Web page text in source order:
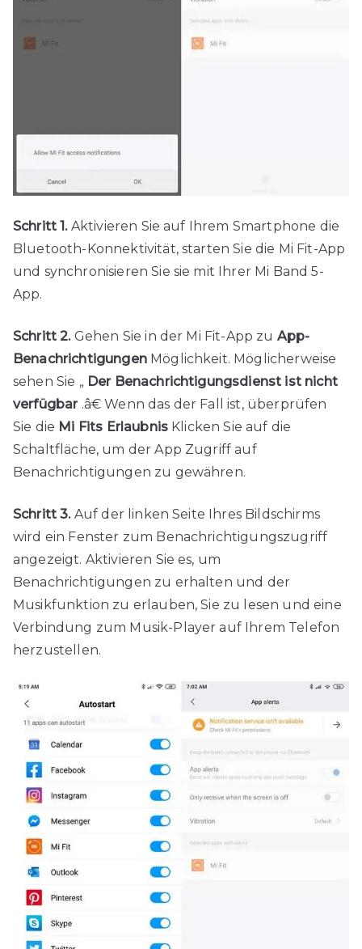
Schritt 1.Aktivieren Sie auf Ihrem Smartphone die
Bluetooth-Konnektivität, starten Sie die Mi Fit-App
und synchronisieren Sie sie mit Ihrer Mi Band 5-
App.
Schritt 2.Gehen Sie in der Mi Fit-App zu App-
BenachrichtigungenMöglichkeit. Möglicherweise
sehen Sie „ Der Benachrichtigungsdienst ist nicht
verfügbar.â€ Wenn das der Fall ist, überprüfen
Sie die Mi Fits Erlaubnis Klicken Sie auf die
Schaltfläche, um der App Zugriff auf
Benachrichtigungen zu gewähren.
Schritt 3.Auf der linken Seite Ihres Bildschirms
wird ein Fenster zum Benachrichtigungszugriff
angezeigt. Aktivieren Sie es, um
Benachrichtigungen zu erhalten und der
Musikfunktion zu erlauben, Sie zu lesen und eine
Verbindung zum Musik-Player auf Ihrem Telefon
herzustellen.